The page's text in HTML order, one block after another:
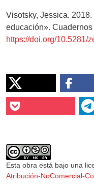
Visotsky, Jessica.
educación».
https://doi.org/10.5281/
Esta obra está bajo una
Atribución-NoComercial-